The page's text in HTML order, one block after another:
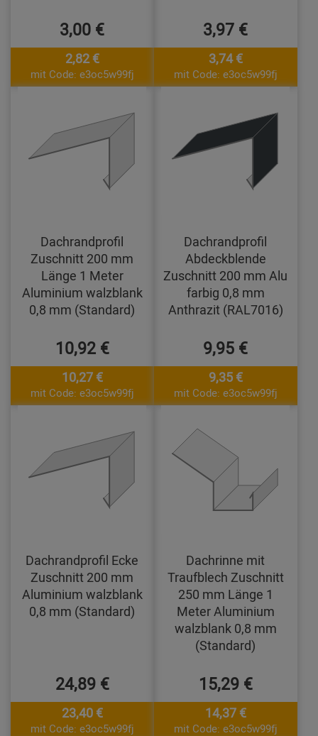
3,00 €
2,82 €
mit Code: e3oc5w99fj
3,97 €
3,74 €
mit Code: e3oc5w99fj
Dachrandprofil
Zuschnitt 200 mm
Länge 1 Meter
Aluminium walzblank
0,8 mm (Standard)
10,92 €
10,27 €
mit Code: e3oc5w99fj
Dachrandprofil
Abdeckblende
Zuschnitt 200 mm Alu
farbig 0,8 mm
Anthrazit (RAL7016)
9,95 €
9,35 €
mit Code: e3oc5w99fj
Dachrandprofil Ecke
Zuschnitt 200 mm
Aluminium walzblank
0,8 mm (Standard)
24,89 €
23,40 €
mit Code: e3oc5w99fj
Dachrinne mit
Traufblech Zuschnitt
250 mm Länge 1
Meter Aluminium
walzblank 0,8 mm
(Standard)
15,29 €
14,37 €
mit Code: e3oc5w99fj